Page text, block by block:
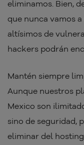
eliminamos. Bien,
que nunca vamos
altísimos de
hackers podrán
Mantén siempre
Aunque nuestros
Mexico son
sino de seguridad,
eliminar del